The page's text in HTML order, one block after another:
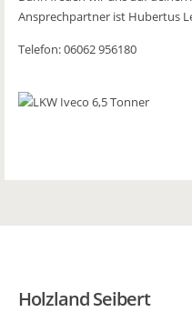
Ansprechpartner ist Hubertus
Telefon: 06062 956180
Holzland Seibert